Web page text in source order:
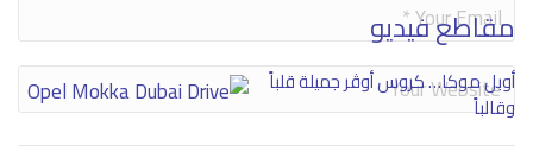
مقاطع فيديو
أوبل موكا… كروس أوڤر جميلة قلباً
وقالباً